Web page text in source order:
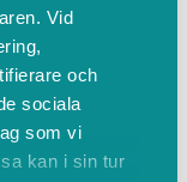
Vid
och
sociala
som vi
kan i sin tur
Gällivare